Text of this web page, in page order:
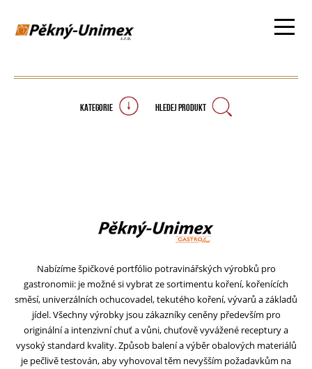
KATEGORIE HLEDEJ PRODUKT
Nabízíme špičkové portfólio potravinářských výrobků pro
gastronomii: je možné si vybrat ze sortimentu koření, kořenících
směsí, univerzálních ochucovadel, tekutého koření, vývarů a základů
jídel. Všechny výrobky jsou zákazníky ceněny především pro
originální a intenzivní chuť a vůni, chuťově vyvážené receptury a
vysoký standard kvality. Způsob balení a výběr obalových materiálů
je pečlivě testován, aby vyhovoval těm nevyšším požadavkům na